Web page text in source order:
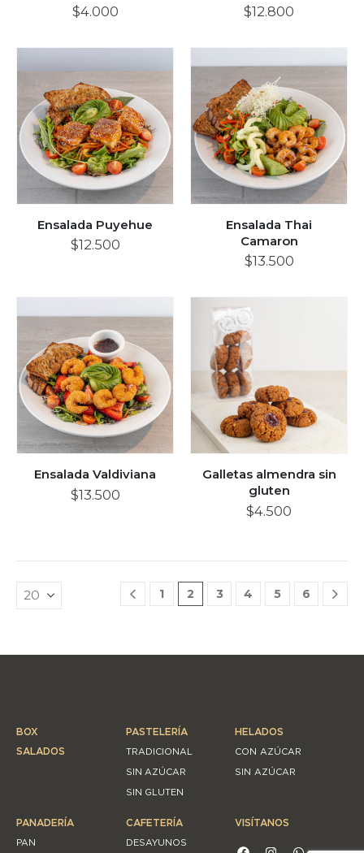
$4.000 $12.800
Ensalada Puyehue
$12.500
Ensalada Thai
Camaron
$13.500
Ensalada Valdiviana
$13.500
Galletas almendra sin
gluten
$4.500
1 2 3 4 5 6
BOX
SALADOS
PASTELERÍA
TRADICIONAL
SIN AZÚCAR
SIN GLUTEN
HELADOS
CON AZÚCAR
SIN AZÚCAR
PANADERÍA
PAN
CAFETERÍA
DESAYUNOS
VISÍTANOS